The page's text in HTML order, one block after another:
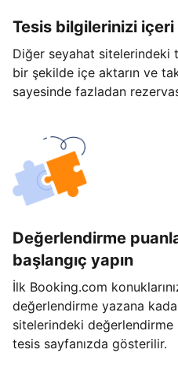
Tesis bilgilerinizi içeri
Diğer seyahat sitelerindeki
bir şekilde içe aktarın ve
sayesinde fazladan
Değerlendirme
başlangıç yapın
İlk Booking.com
değerlendirme yazana
sitelerindeki değerlendirme
tesis sayfanızda gösterilir.